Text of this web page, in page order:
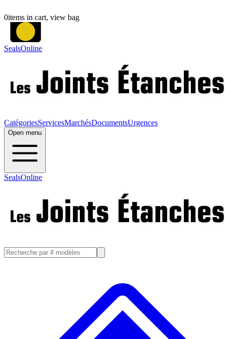
0items in cart, view bag
SealsOnline
CatégoriesServicesMarchésDocumentsUrgences
Open menu
SealsOnline